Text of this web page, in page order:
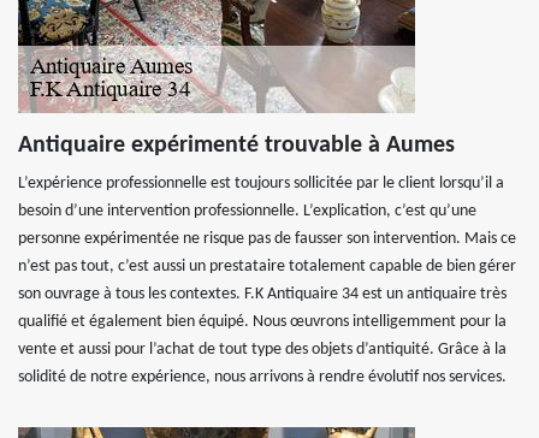
Antiquaire expérimenté trouvable à Aumes
L’expérience professionnelle est toujours sollicitée par le client lorsqu’il a
besoin d’une intervention professionnelle. L’explication, c’est qu’une
personne expérimentée ne risque pas de fausser son intervention. Mais ce
n’est pas tout, c’est aussi un prestataire totalement capable de bien gérer
son ouvrage à tous les contextes. F.K Antiquaire 34 est un antiquaire très
qualifié et également bien équipé. Nous œuvrons intelligemment pour la
vente et aussi pour l’achat de tout type des objets d’antiquité. Grâce à la
solidité de notre expérience, nous arrivons à rendre évolutif nos services.